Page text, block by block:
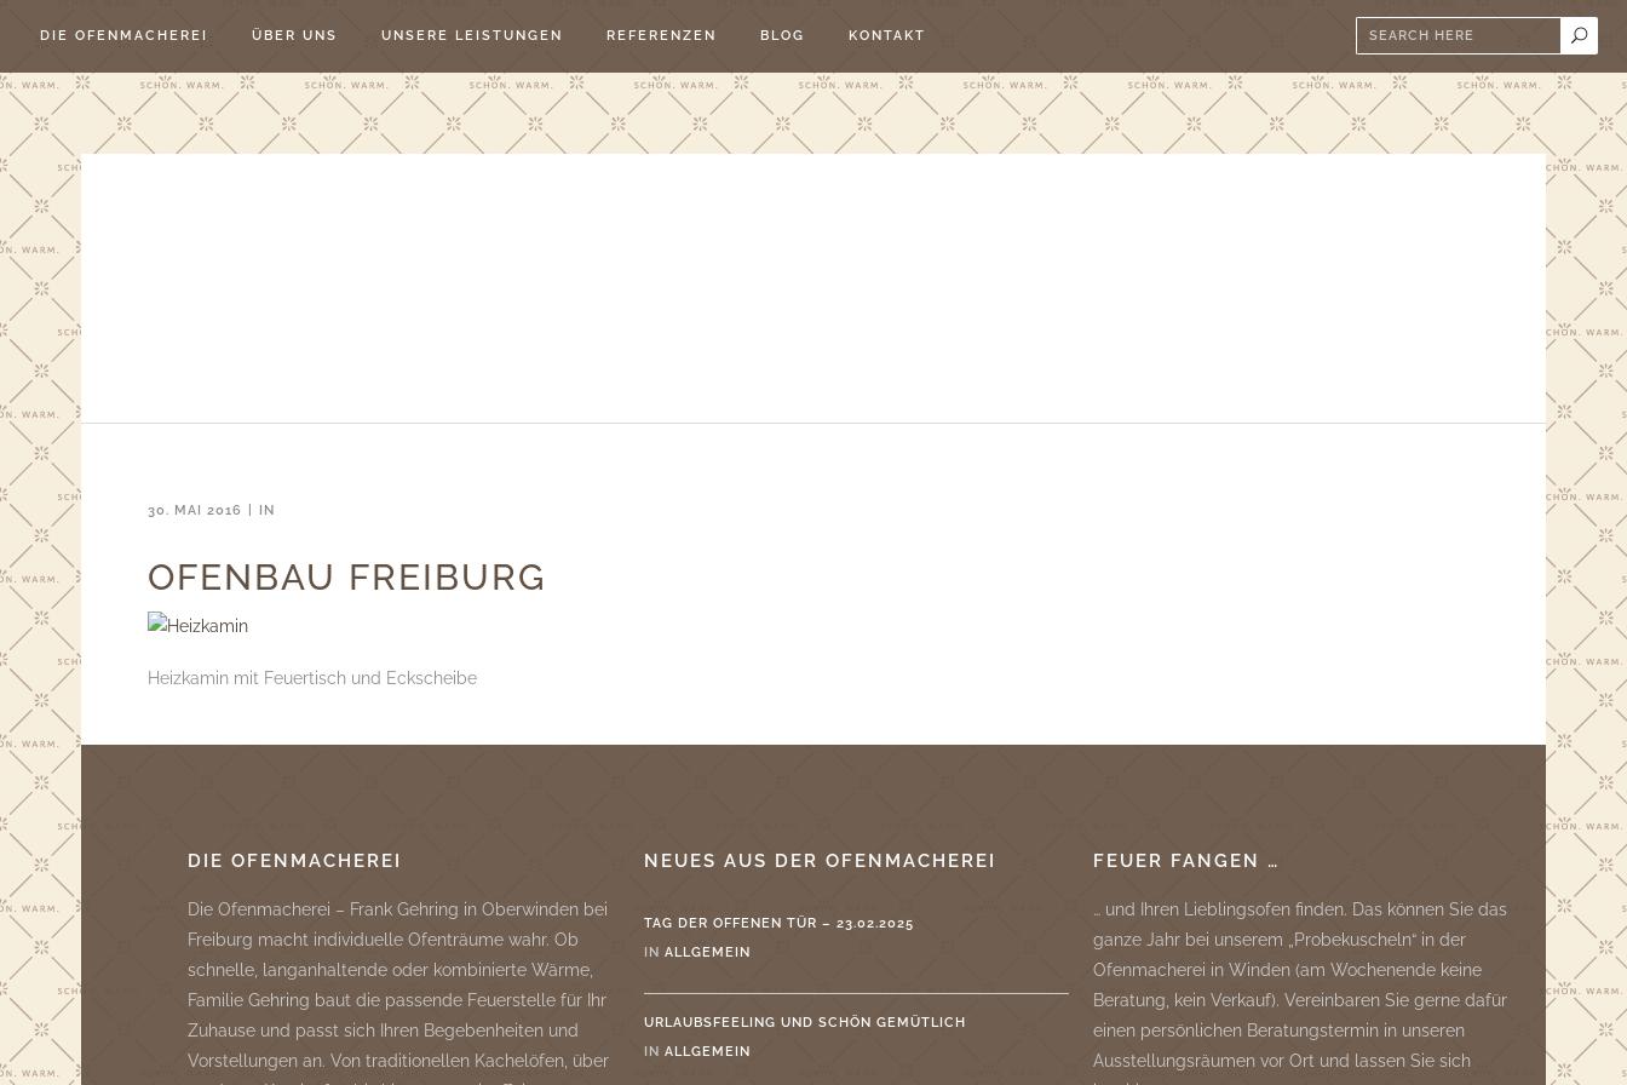
DIE OFENMACHEREI ÜBER UNS UNSERE LEISTUNGEN REFERENZEN BLOG KONTAKT
30. MAI 2016 IN
OFENBAU FREIBURG
Heizkamin mit Feuertisch und Eckscheibe
DIE OFENMACHEREI
Die Ofenmacherei – Frank Gehring in Oberwinden bei
Freiburg macht individuelle Ofenträume wahr. Ob
schnelle, langanhaltende oder kombinierte Wärme,
Familie Gehring baut die passende Feuerstelle für Ihr
Zuhause und passt sich Ihren Begebenheiten und
Vorstellungen an. Von traditionellen Kachelöfen, über
NEUES AUS DER OFENMACHEREI
TAG DER OFFENEN TÜR – 23.02.2025
IN ALLGEMEIN
URLAUBSFEELING UND SCHÖN GEMÜTLICH
IN ALLGEMEIN
FEUER FANGEN …
… und Ihren Lieblingsofen finden. Das können Sie das
ganze Jahr bei unserem „Probekuscheln“ in der
Ofenmacherei in Winden (am Wochenende keine
Beratung, kein Verkauf). Vereinbaren Sie gerne dafür
einen persönlichen Beratungstermin in unseren
Ausstellungsräumen vor Ort und lassen Sie sich